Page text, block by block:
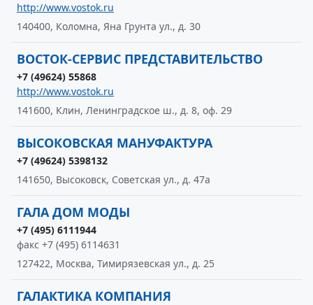
http://www.vostok.ru
140400, Коломна, Яна Грунта ул., д. 30
ВОСТОК-СЕРВИС ПРЕДСТАВИТЕЛЬСТВО
+7 (49624) 55868
http://www.vostok.ru
141600, Клин, Ленинградское ш., д. 8, оф. 29
ВЫСОКОВСКАЯ МАНУФАКТУРА
+7 (49624) 5398132
141650, Высоковск, Советская ул., д. 47а
ГАЛА ДОМ МОДЫ
+7 (495) 6111944
факс +7 (495) 6114631
127422, Москва, Тимирязевская ул., д. 25
ГАЛАКТИКА КОМПАНИЯ